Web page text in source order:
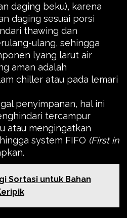
daging beku), karena
daging sesuai porsi
thawing dan
ulang, sehingga
lyang larut air
aman adalah
chiller atau pada lemari
penyimpanan, hal ini
tercampur
atau mengingatkan
system FIFO (First in
Sortasi untuk Bahan